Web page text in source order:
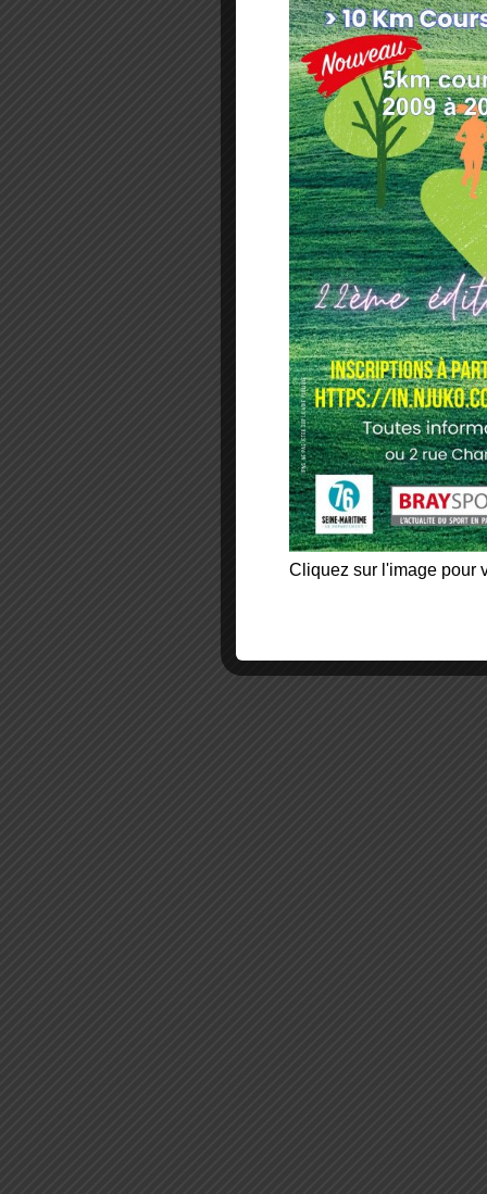
Cliquez sur l'image pour